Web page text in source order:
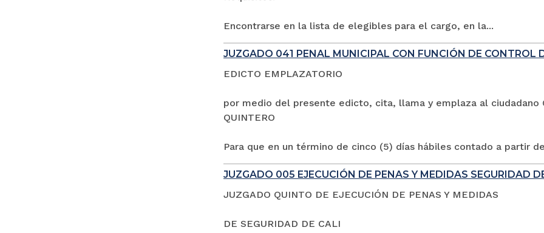
Encontrarse en la lista de elegibles para el cargo, en la...
JUZGADO 041 PENAL MUNICIPAL CON FUNCIÓN DE CONTROL
EDICTO EMPLAZATORIO
por medio del presente edicto, cita, llama y emplaza al ciudadano
QUINTERO
Para que en un término de cinco (5) días hábiles contado a partir
JUZGADO 005 EJECUCIÓN DE PENAS Y MEDIDAS SEGURIDAD
JUZGADO QUINTO DE EJECUCIÓN DE PENAS Y MEDIDAS
DE SEGURIDAD DE CALI